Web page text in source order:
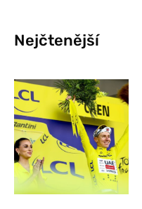
Nejčtenější